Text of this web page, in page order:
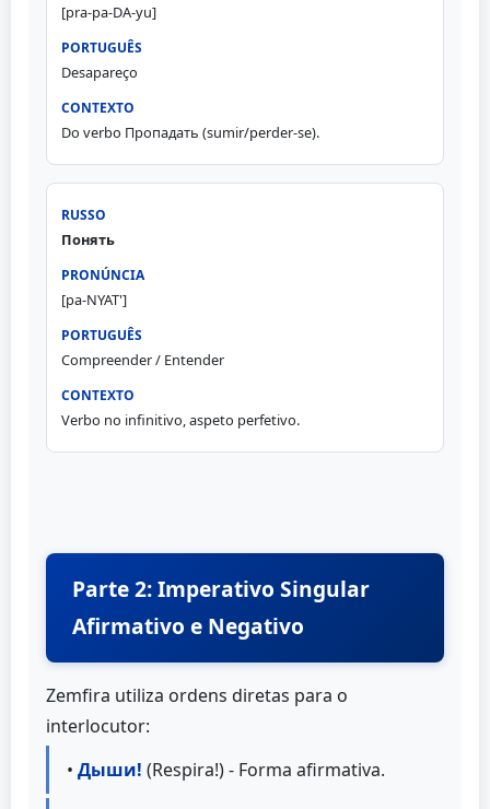
[pra-pa-DA-yu]
Desapareço
Do verbo Пропадать (sumir/perder-se).
Понять
[pa-NYAT']
Compreender / Entender
Verbo no infinitivo, aspeto perfetivo.
Parte 2: Imperativo Singular
Afirmativo e Negativo
Zemfira utiliza ordens diretas para o
interlocutor:
• Дыши! (Respira!) - Forma afirmativa.